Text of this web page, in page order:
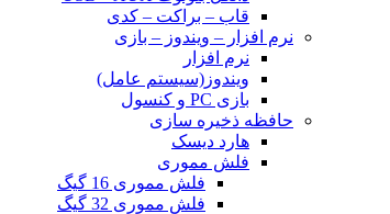
قاب – براکت – کدی
نرم افزار – ویندوز – بازی
نرم افزار
ویندوز(سیستم عامل)
بازی PC و کنسول
حافظه ذخیره سازی
هارد دیسک
فلش مموری
فلش مموری 16 گیگ
فلش مموری 32 گیگ